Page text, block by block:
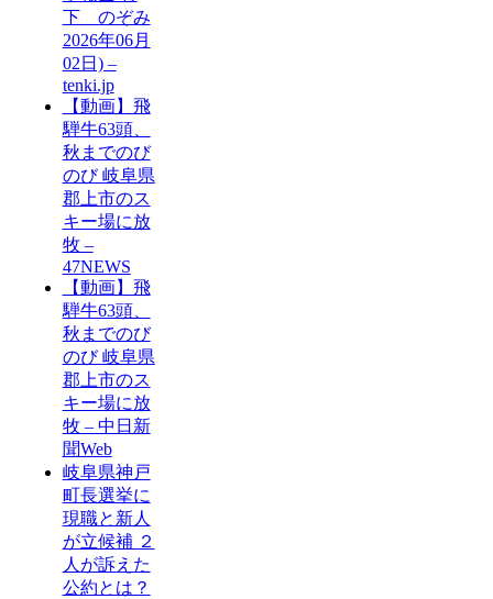
下 のぞみ
2026年06月
02日) –
tenki.jp
【動画】飛
騨牛63頭、
秋までのび
のび 岐阜県
郡上市のス
キー場に放
牧 –
47NEWS
【動画】飛
騨牛63頭、
秋までのび
のび 岐阜県
郡上市のス
キー場に放
牧 – 中日新
聞Web
岐阜県神戸
町長選挙に
現職と新人
が立候補 ２
人が訴えた
公約とは？